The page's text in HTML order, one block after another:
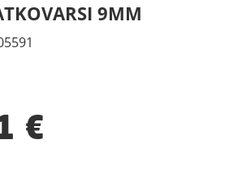
9MM
€